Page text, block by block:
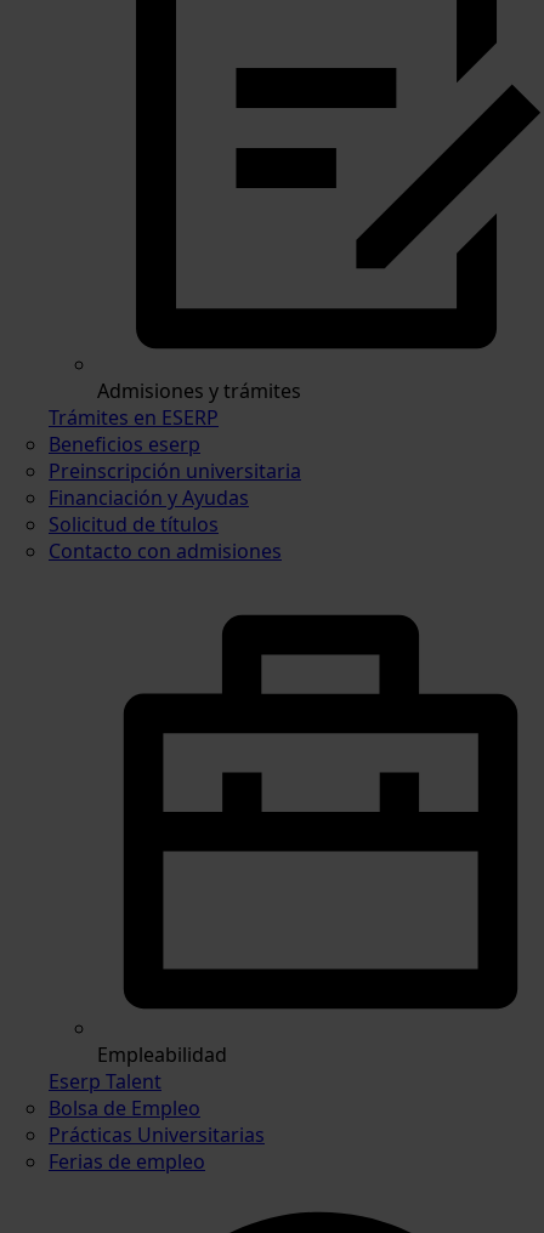
Admisiones y trámites
Trámites en ESERP
Beneficios eserp
Preinscripción universitaria
Financiación y Ayudas
Solicitud de títulos
Contacto con admisiones
Empleabilidad
Eserp Talent
Bolsa de Empleo
Prácticas Universitarias
Ferias de empleo